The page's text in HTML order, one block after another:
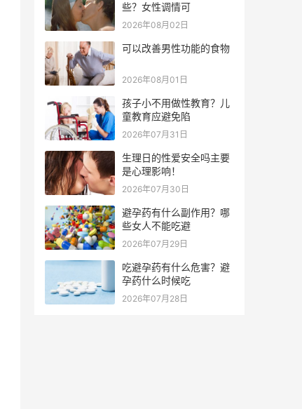
些？女性调情可
2026年08月02日
可以改善男性功能的食物
2026年08月01日
孩子小不用做性教育？儿
童教育应避免陷
2026年07月31日
生理日的性爱安全吗主要
是心理影响！
2026年07月30日
避孕药有什么副作用？哪
些女人不能吃避
2026年07月29日
吃避孕药有什么危害？避
孕药什么时候吃
2026年07月28日